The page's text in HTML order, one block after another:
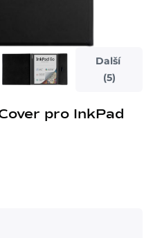
Další
(5)
pro InkPad